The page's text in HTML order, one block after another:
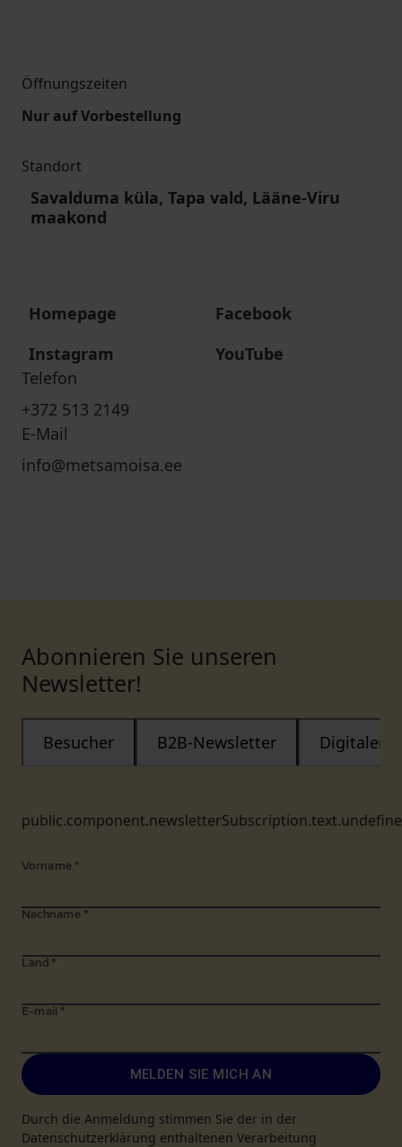
Öffnungszeiten
Nur auf Vorbestellung
Standort
Savalduma küla, Tapa vald, Lääne-Viru
maakond
Homepage
Facebook
Instagram
YouTube
Telefon
+372 513 2149
E-Mail
info@metsamoisa.ee
Abonnieren Sie unseren
Newsletter!
Besucher B2B-Newsletter Digitaler
Vorname *
Nachname *
Land *
E-mail *
MELDEN SIE MICH AN
Durch die Anmeldung stimmen Sie der in der
Datenschutzerklärung enthaltenen Verarbeitung